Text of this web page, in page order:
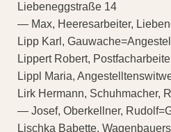
Liebeneggstraße 14
— Max, Heeresarbeiter,
Lipp Karl,
Lippert Robert,
Lippl Maria,
Lirk Hermann, Schuhmacher,
— Josef, Oberkellner,
Lischka Babette,